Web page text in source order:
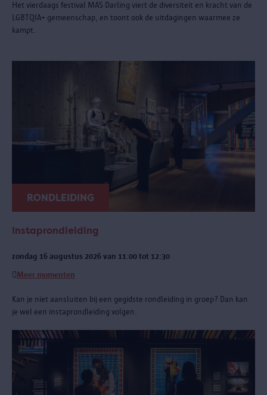
Het vierdaags festival MAS Darling viert de diversiteit en kracht van de
LGBTQIA+ gemeenschap, en toont ook de uitdagingen waarmee ze
kampt.
RONDLEIDING
Instaprondleiding
zondag 16 augustus 2026 van 11:00 tot 12:30
Meer momenten
Kan je niet aansluiten bij een gegidste rondleiding in groep? Dan kan
je wel een instaprondleiding volgen.